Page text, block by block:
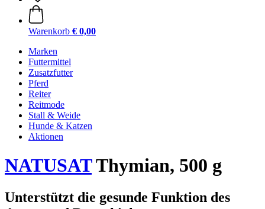
Warenkorb € 0,00
Marken
Futtermittel
Zusatzfutter
Pferd
Reiter
Reitmode
Stall & Weide
Hunde & Katzen
Aktionen
NATUSATThymian, 500 g
Unterstützt die gesunde Funktion des